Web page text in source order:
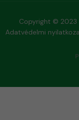
Copyright ©
Adatvédelmi